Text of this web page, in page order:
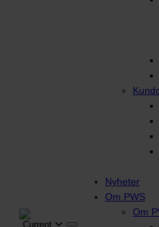
Nyheter
Om PWS
Om